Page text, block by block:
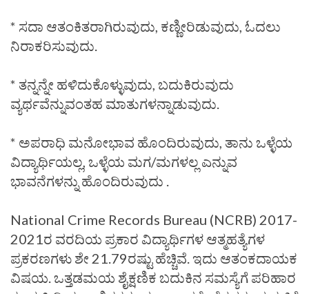
* ಸದಾ ಆತಂಕಿತರಾಗಿರುವುದು, ಕಣ್ಣೀರಿಡುವುದು, ಓದಲು
ನಿರಾಕರಿಸುವುದು.
* ತನ್ನನ್ನೇ ಹಳಿದುಕೊಳ್ಳುವುದು, ಬದುಕಿರುವುದು
ವ್ಯರ್ಥವೆನ್ನುವಂತಹ ಮಾತುಗಳನ್ನಾಡುವುದು.
* ಅಪರಾಧಿ ಮನೋಭಾವ ಹೊಂದಿರುವುದು, ತಾನು ಒಳ್ಳೆಯ
ವಿದ್ಯಾರ್ಥಿಯಲ್ಲ, ಒಳ್ಳೆಯ ಮಗ/ಮಗಳಲ್ಲ ಎನ್ನುವ
ಭಾವನೆಗಳನ್ನು ಹೊಂದಿರುವುದು .
National Crime Records Bureau (NCRB) 2017-
2021ರ ವರದಿಯ ಪ್ರಕಾರ ವಿದ್ಯಾರ್ಥಿಗಳ ಆತ್ಮಹತ್ಯೆಗಳ
ಪ್ರಕರಣಗಳು ಶೇ 21.79ರಷ್ಟು ಹೆಚ್ಚಿವೆ. ಇದು ಆತಂಕದಾಯಕ
ವಿಷಯ. ಒತ್ತಡಮಯ ಶೈಕ್ಷಣಿಕ ಬದುಕಿನ ಸಮಸ್ಯೆಗೆ ಪರಿಹಾರ